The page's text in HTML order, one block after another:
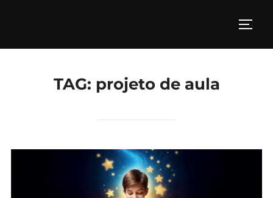
TAG: projeto de aula